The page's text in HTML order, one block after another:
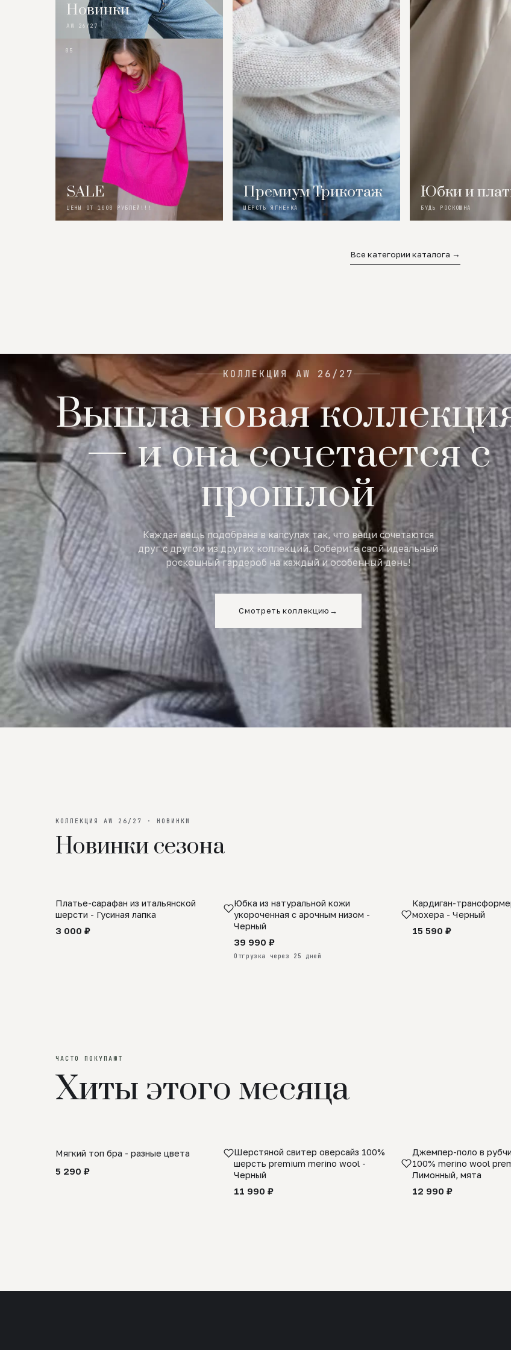
Новинки
AW 26/27
05
SALE
ЦЕНЫ ОТ 1000 РУБЛЕЙ!!!
Премиум Трикотаж
ШЕРСТЬ ЯГНЕНКА
Юбки и
БУДЬ РОСКОШНА
Все категории каталога →
КОЛЛЕКЦИЯ AW 26/27
Вышла новая
— и она сочетается с
прошлой
Каждая вещь подобрана в капсулах так, что вещи сочетаются
друг с другом из других коллекций. Соберите свой идеальный
роскошный гардероб на каждый и особенный день!
Смотреть коллекцию →
КОЛЛЕКЦИЯ AW 26/27 · НОВИНКИ
Новинки сезона
SALE
Платье-сарафан из итальянской
шерсти - Гусиная лапка
3 000 ₽
ПРЕДЗАКАЗ
Юбка из натуральной кожи
укороченная с арочным низом -
Черный
39 990 ₽
Отгрузка через 25 дней
Кардиган-
мохера - Черный
15 590 ₽
ЧАСТО ПОКУПАЮТ
Хиты этого месяца
Мягкий топ бра - разные цвета
5 290 ₽
Шерстяной свитер оверсайз 100%
шерсть premium merino wool -
Черный
11 990 ₽
Джемпер-поло в
100% merino wool
Лимонный, мята
12 990 ₽